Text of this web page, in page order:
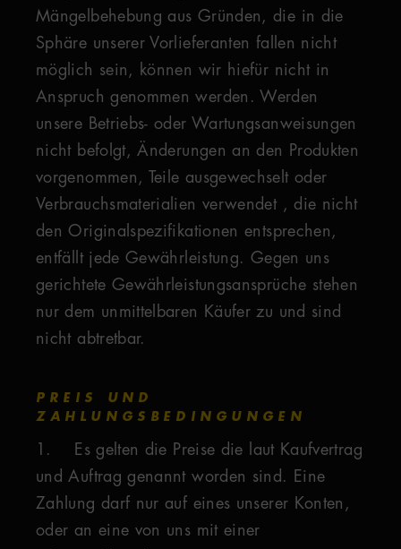
Mängelbehebung aus Gründen, die in die
Sphäre unserer Vorlieferanten fallen nicht
möglich sein, können wir hiefür nicht in
Anspruch genommen werden. Werden
unsere Betriebs- oder Wartungsanweisungen
nicht befolgt, Änderungen an den Produkten
vorgenommen, Teile ausgewechselt oder
Verbrauchsmaterialien verwendet , die nicht
den Originalspezifikationen entsprechen,
entfällt jede Gewährleistung. Gegen uns
gerichtete Gewährleistungsansprüche stehen
nur dem unmittelbaren Käufer zu und sind
nicht abtretbar.
PREIS UND
ZAHLUNGSBEDINGUNGEN
1. Es gelten die Preise die laut Kaufvertrag
und Auftrag genannt worden sind. Eine
Zahlung darf nur auf eines unserer Konten,
oder an eine von uns mit einer